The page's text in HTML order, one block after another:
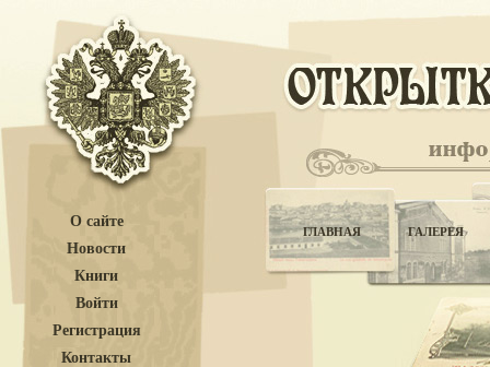
О сайте
Новости
Книги
Войти
Регистрация
Контакты
ГЛАВНАЯ ГАЛЕРЕЯ